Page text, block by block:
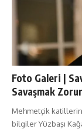
Foto Galeri |
Savaşmak
Mehmetçik
bilgiler Yüzbaşı